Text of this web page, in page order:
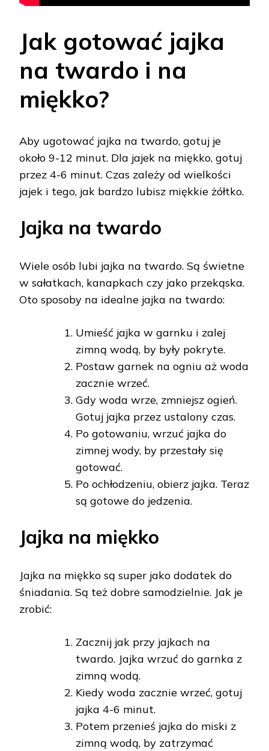
Jak gotować jajka
na twardo i na
miękko?
Aby ugotować jajka na twardo, gotuj je
około 9-12 minut. Dla jajek na miękko, gotuj
przez 4-6 minut. Czas zależy od wielkości
jajek i tego, jak bardzo lubisz miękkie żółtko.
Jajka na twardo
Wiele osób lubi jajka na twardo. Są świetne
w sałatkach, kanapkach czy jako przekąska.
Oto sposoby na idealne jajka na twardo:
Umieść jajka w garnku i zalej
zimną wodą, by były pokryte.
Postaw garnek na ogniu aż woda
zacznie wrzeć.
Gdy woda wrze, zmniejsz ogień.
Gotuj jajka przez ustalony czas.
Po gotowaniu, wrzuć jajka do
zimnej wody, by przestały się
gotować.
Po ochłodzeniu, obierz jajka. Teraz
są gotowe do jedzenia.
Jajka na miękko
Jajka na miękko są super jako dodatek do
śniadania. Są też dobre samodzielnie. Jak je
zrobić:
Zacznij jak przy jajkach na
twardo. Jajka wrzuć do garnka z
zimną wodą.
Kiedy woda zacznie wrzeć, gotuj
jajka 4-6 minut.
Potem przenieś jajka do miski z
zimną wodą, by zatrzymać